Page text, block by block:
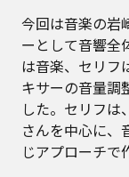
今回は音楽の岩
ーとして音響全
は音楽、セリフ
キサーの音量調
した。セリフは
さんを中心に、
じアプローチで